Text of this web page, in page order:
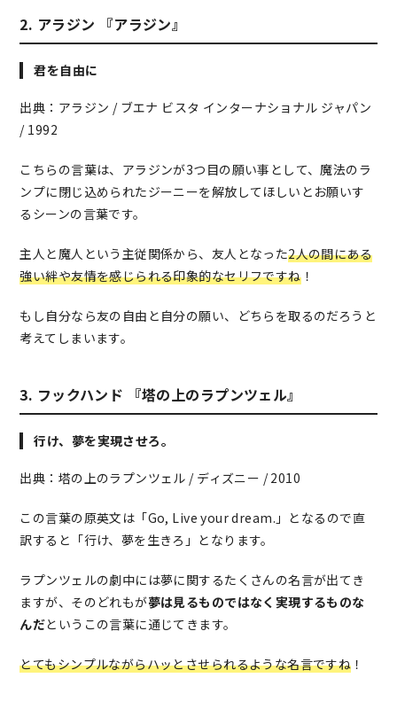
2. アラジン 『アラジン』
君を自由に
出典：アラジン / ブエナ ビスタ インターナショナル ジャパン
/ 1992
こちらの言葉は、アラジンが3つ目の願い事として、魔法のラ
ンプに閉じ込められたジーニーを解放してほしいとお願いす
るシーンの言葉です。
主人と魔人という主従関係から、友人となった2人の間にある
強い絆や友情を感じられる印象的なセリフですね！
もし自分なら友の自由と自分の願い、どちらを取るのだろうと
考えてしまいます。
3. フックハンド 『塔の上のラプンツェル』
行け、夢を実現させろ。
出典：塔の上のラプンツェル / ディズニー / 2010
この言葉の原英文は「Go, Live your dream.」となるので直
訳すると「行け、夢を生きろ」となります。
ラプンツェルの劇中には夢に関するたくさんの名言が出てき
ますが、そのどれもが夢は見るものではなく実現するものな
んだというこの言葉に通じてきます。
とてもシンプルながらハッとさせられるような名言ですね ！